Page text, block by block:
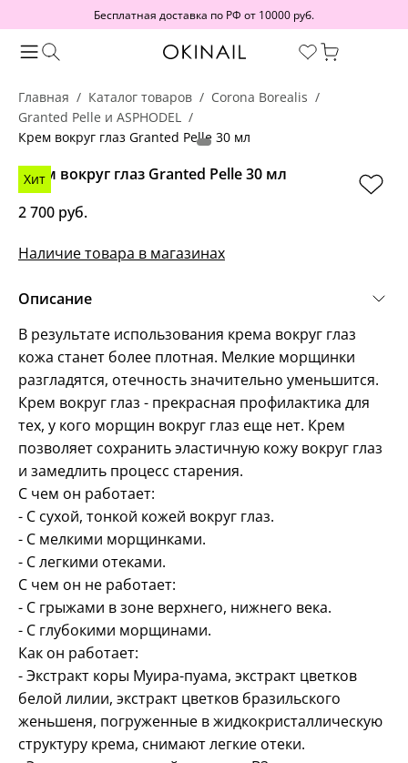
Бесплатная доставка по РФ от 10000 руб.
Главная Каталог товаров
Corona Borealis
Granted Pelle и ASPHODEL
Крем вокруг глаз Granted Pelle 30 мл
Хит
Крем вокруг глаз Granted Pelle 30 мл
2 700 руб.
Наличие товара в магазинах
Описание
В результате использования крема вокруг глаз
кожа станет более плотная. Мелкие морщинки
разгладятся, отечность значительно уменьшится.
Крем вокруг глаз - прекрасная профилактика для
тех, у кого морщин вокруг глаз еще нет. Крем
позволяет сохранить эластичную кожу вокруг глаз
и замедлить процесс старения.
С чем он работает:
- C сухой, тонкой кожей вокруг глаз.
- C мелкими морщинками.
- C легкими отеками.
С чем он не работает:
- C грыжами в зоне верхнего, нижнего века.
- C глубокими морщинами.
Как он работает:
- Экстракт коры Муира-пуама, экстракт цветков
белой лилии, экстракт цветков бразильского
женьшеня, погруженные в жидкокристаллическую
структуру крема, снимают легкие отеки.